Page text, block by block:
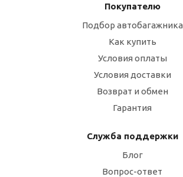
Покупателю
Подбор автобагажника
Как купить
Условия оплаты
Условия доставки
Возврат и обмен
Гарантия
Служба поддержки
Блог
Вопрос-ответ